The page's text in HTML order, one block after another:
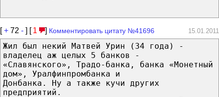
[+ 72 - ] [ 1 ] Комментировать цитату №41696 15.01.2011
Жил был некий Матвей Урин (34 года) -
владелец аж целых 5 банков -
«Славянского», Традо-банка, банка «Монетный
дом», Уралфинпромбанка и
Донбанка. Ну а также кучи других
предприятий.